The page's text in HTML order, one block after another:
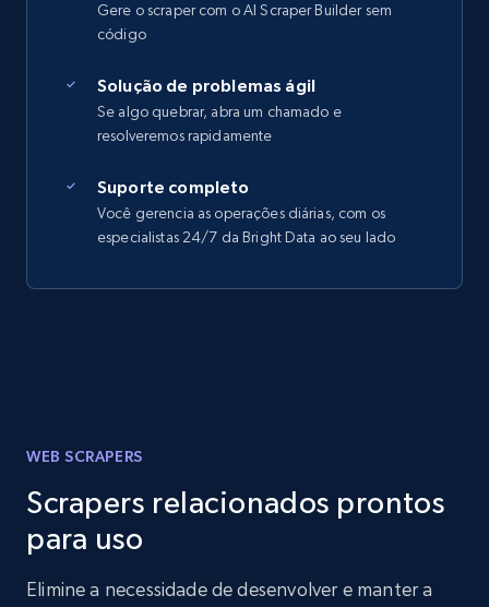
Gere o scraper com o AI Scraper Builder sem
código
Solução de problemas ágil
Se algo quebrar, abra um chamado e
resolveremos rapidamente
Suporte completo
Você gerencia as operações diárias, com os
especialistas 24/7 da Bright Data ao seu lado
WEB SCRAPERS
Scrapers relacionados prontos
para uso
Elimine a necessidade de desenvolver e manter a